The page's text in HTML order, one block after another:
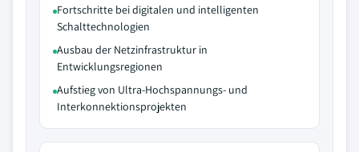
Fortschritte bei digitalen und intelligenten
Schalttechnologien
Ausbau der Netzinfrastruktur in
Entwicklungsregionen
Aufstieg von Ultra-Hochspannungs- und
Interkonnektionsprojekten